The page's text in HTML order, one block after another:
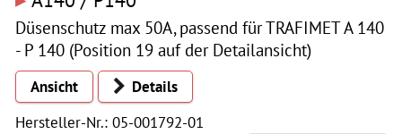
Düsenschutz max 50A, passend für TRAFIMET A 140
- P 140 (Position 19 auf der Detailansicht)
Ansicht
Details
Hersteller-Nr.: 05-001792-01